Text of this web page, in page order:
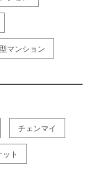
マンション
チェンマイ
ット